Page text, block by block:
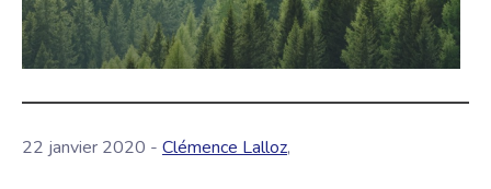
22 janvier 2020 - Clémence Lalloz,